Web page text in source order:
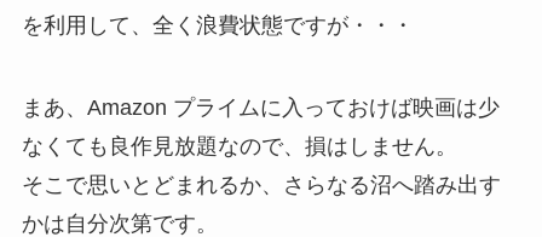
を利用して、全く浪費状態ですが・・・
まあ、Amazon プライムに入っておけば映画は少
なくても良作見放題なので、損はしません。
そこで思いとどまれるか、さらなる沼へ踏み出す
かは自分次第です。